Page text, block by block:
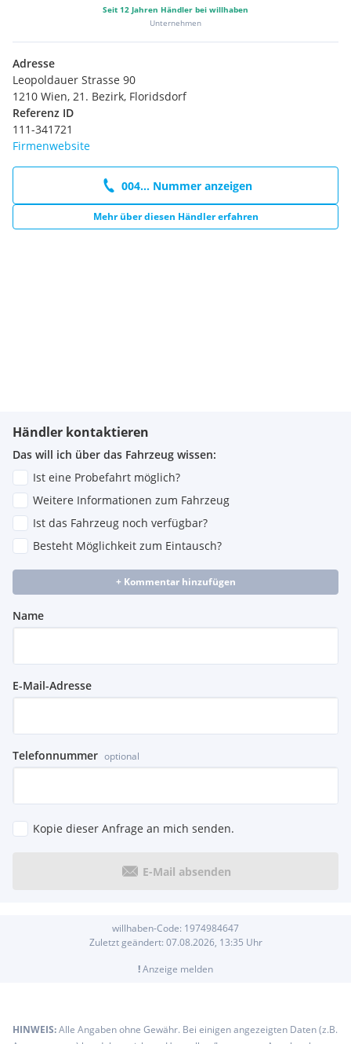
Seit 12 Jahren Händler bei willhaben
Unternehmen
Adresse
Leopoldauer Strasse 90
1210 Wien, 21. Bezirk, Floridsdorf
Referenz ID
111-341721
Firmenwebsite
004... Nummer anzeigen
Mehr über diesen Händler erfahren
Händler kontaktieren
Das will ich über das Fahrzeug wissen:
Ist eine Probefahrt möglich?
Weitere Informationen zum Fahrzeug
Ist das Fahrzeug noch verfügbar?
Besteht Möglichkeit zum Eintausch?
+ Kommentar hinzufügen
Name
E-Mail-Adresse
Telefonnummer optional
Kopie dieser Anfrage an mich senden.
E-Mail absenden
willhaben-Code: 1974984647
Zuletzt geändert: 07.08.2026, 13:35 Uhr
!Anzeige melden
HINWEIS:Alle Angaben ohne Gewähr. Bei einigen angezeigten Daten (z.B.